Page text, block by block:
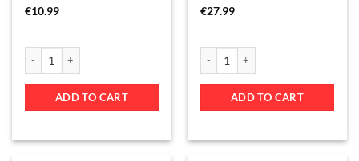
€10.99
ADD TO CART
€27.99
ADD TO CART